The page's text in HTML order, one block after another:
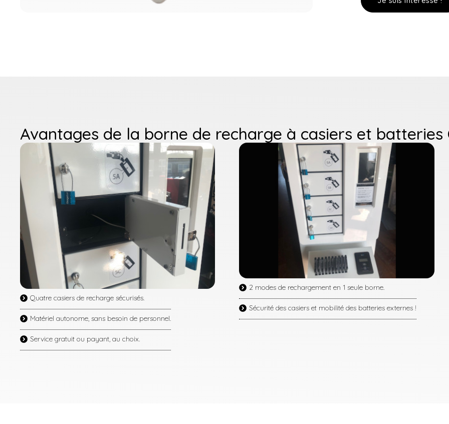
Avantages de la borne de recharge à casiers et batteries
Quatre casiers de recharge sécurisés.
Matériel autonome, sans besoin de personnel.
Service gratuit ou payant, au choix.
2 modes de rechargement en 1 seule borne.
Sécurité des casiers et mobilité des batteries externes !